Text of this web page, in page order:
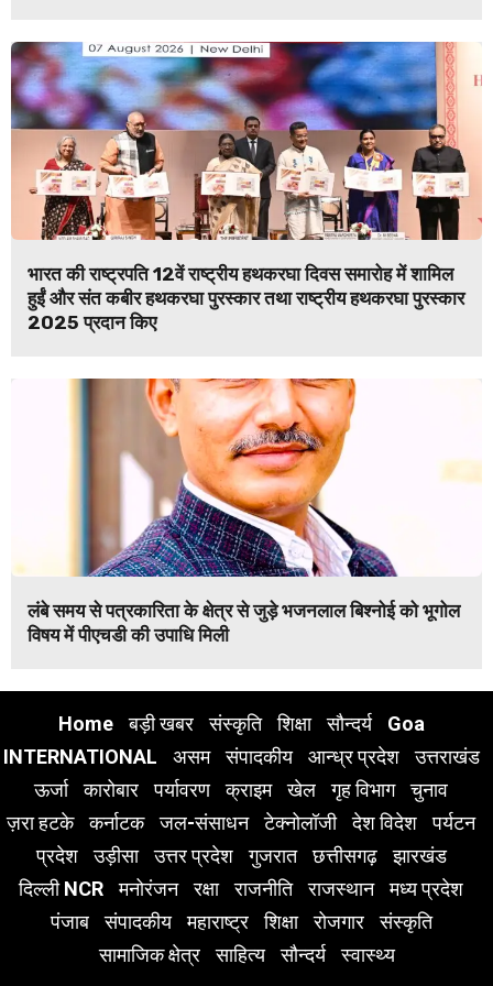
भारत की राष्ट्रपति 12वें राष्ट्रीय हथकरघा दिवस समारोह में शामिल
हुईं और संत कबीर हथकरघा पुरस्कार तथा राष्ट्रीय हथकरघा पुरस्कार
2025 प्रदान किए
लंबे समय से पत्रकारिता के क्षेत्र से जुड़े भजनलाल बिश्नोई को भूगोल
विषय में पीएचडी की उपाधि मिली
Home बड़ी खबर संस्कृति शिक्षा सौन्दर्य
Goa
INTERNATIONAL
असम संपादकीय आन्ध्र प्रदेश
उत्तराखंड
ऊर्जा
कारोबार पर्यावरण क्राइम खेल गृह विभाग
चुनाव
ज़रा हटके
कर्नाटक जल-संसाधन टेक्नोलॉजी देश विदेश
पर्यटन
प्रदेश
उड़ीसा उत्तर प्रदेश गुजरात छत्तीसगढ़
झारखंड
दिल्ली NCR
मनोरंजन रक्षा राजनीति राजस्थान
मध्य प्रदेश
पंजाब
संपादकीय महाराष्ट्र शिक्षा रोजगार
संस्कृति
सामाजिक क्षेत्र
साहित्य सौन्दर्य स्वास्थ्य